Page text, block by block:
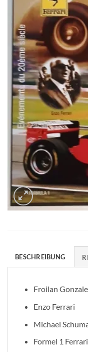
BESCHREIBUNG
Froilan
Enzo Ferrari
Michael
Formel 1 Ferrari